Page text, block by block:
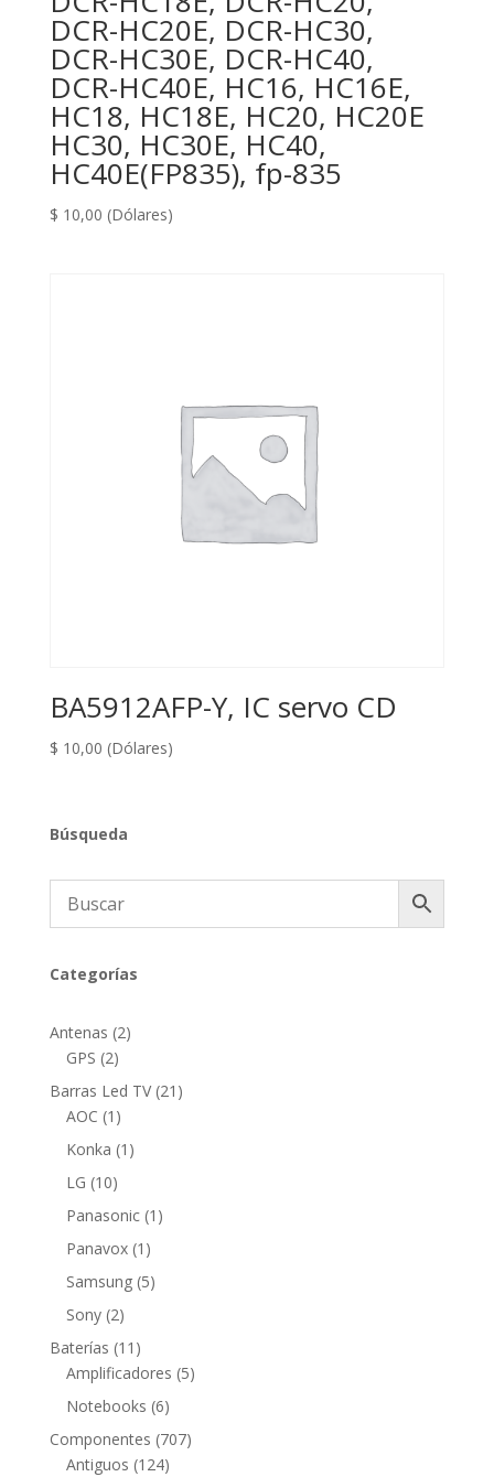
DCR-HC20E, DCR-HC30,
DCR-HC30E, DCR-HC40,
DCR-HC40E, HC16, HC16E,
HC18, HC18E, HC20, HC20E
HC30, HC30E, HC40,
HC40E(FP835), fp-835
$ 10,00 (Dólares)
BA5912AFP-Y, IC servo CD
$ 10,00 (Dólares)
Búsqueda
Categorías
Antenas 22
GPS 22
productos
Barras Led TV 21 21
AOC 1 1
producto
Konka 1 1
LG 1010
productos
Panasonic 1 1
Panavox 1 1
producto
Samsung 55
Sony 22
productos
Baterías 11 11
productos
Amplificadores 55
Notebooks 66
productos
Componentes 707707
Antiguos 124124